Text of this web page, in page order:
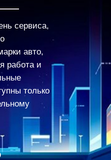
сервиса,
авто,
работа и
только